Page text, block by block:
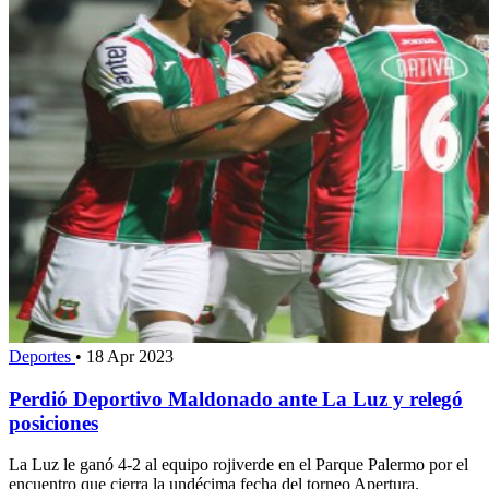
Deportes • 18 Apr 2023
Perdió Deportivo Maldonado ante La Luz y relegó
posiciones
La Luz le ganó 4-2 al equipo rojiverde en el Parque Palermo por el
encuentro que cierra la undécima fecha del torneo Apertura.